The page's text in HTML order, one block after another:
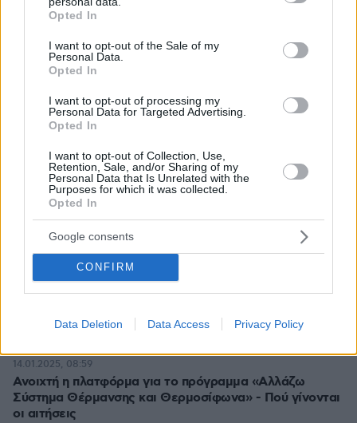
grant or deny consent to Google and its third-party tags to
use your data for below specified purposes in below Google
consent section.
Opted In
I want to opt-out of the Sale of my
Personal Data.
Opted In
I want to opt-out of processing my
Personal Data for Targeted Advertising.
Opted In
I want to opt-out of Collection, Use,
Retention, Sale, and/or Sharing of my
Personal Data that Is Unrelated with the
Purposes for which it was collected.
Opted In
Google consents
CONFIRM
Data Deletion Data Access Privacy Policy
Ανοιχτή η πλατφόρμα για το πρόγραμμα «Αλλάζω
Σύστημα Θέρμανσης και Θερμοσίφωνα» - Πού γίνονται
οι αιτήσεις
14.01.2025, 08:59